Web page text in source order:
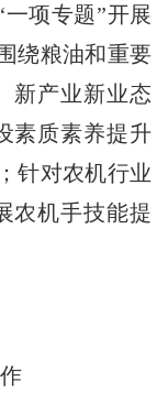
项专题”开展
绕粮油和重要
新产业新业态
素质素养提升
针对农机行业
农机手技能提